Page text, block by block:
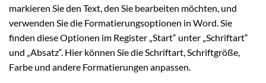
markieren Sie den Text, den Sie bearbeiten möchten, und
verwenden Sie die Formatierungsoptionen in Word. Sie
finden diese Optionen im Register „Start“ unter „Schriftart“
und „Absatz“. Hier können Sie die Schriftart, Schriftgröße,
Farbe und andere Formatierungen anpassen.